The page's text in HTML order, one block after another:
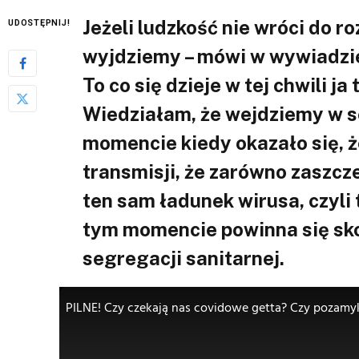
UDOSTĘPNIJ!
Jeżeli ludzkość nie wróci do
wyjdziemy – mówi w
To co się dzieje w tej chwili ja
Wiedziałam, że wejdziemy w
momencie kiedy okazało się,
transmisji, że zarówno
ten sam ładunek wirusa,
tym momencie powinna się
segregacji sanitarnej.